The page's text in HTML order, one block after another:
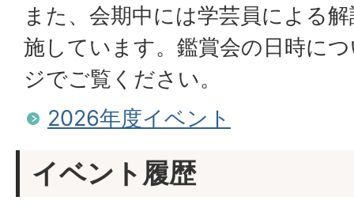
また、会期中には学芸員による
施しています。鑑賞会の日時に
ジでご覧ください。
2026年度イベント
イベント履歴